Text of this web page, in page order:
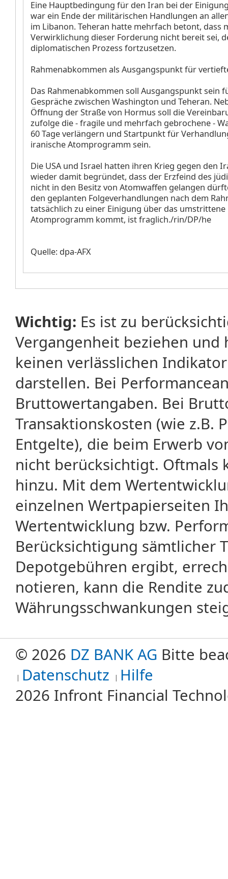
Eine Hauptbedingung für den Iran bei der
war ein Ende der militärischen Handlungen an
im Libanon. Teheran hatte mehrfach betont, dass
Verwirklichung dieser Forderung nicht bereit sei,
diplomatischen Prozess fortzusetzen.
Rahmenabkommen als Ausgangspunkt für
Das Rahmenabkommen soll Ausgangspunkt sein
Gespräche zwischen Washington und Teheran.
Öffnung der Straße von Hormus soll die
zufolge die - fragile und mehrfach gebrochene -
60 Tage verlängern und Startpunkt für
iranische Atomprogramm sein.
Die USA und Israel hatten ihren Krieg gegen den
wieder damit begründet, dass der Erzfeind des
nicht in den Besitz von Atomwaffen gelangen
den geplanten Folgeverhandlungen nach dem
tatsächlich zu einer Einigung über das umstrittene
Atomprogramm kommt, ist fraglich./rin/DP/he
Quelle: dpa-AFX
Wichtig: Es ist zu
Vergangenheit beziehen
keinen verlässlichen
darstellen. Bei
Bruttowertangaben. Bei
Transaktionskosten (wie z.B.
Entgelte), die beim Erwerb
nicht berücksichtigt. Oftmals
hinzu. Mit dem
einzelnen Wertpapierseiten
Wertentwicklung bzw.
Berücksichtigung sämtlicher
Depotgebühren ergibt,
notieren, kann die Rendite
Währungsschwankungen
© 2026 DZ BANK AG Bitte
Datenschutz Hilfe
2026 Infront Financial